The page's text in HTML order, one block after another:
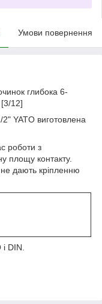
Умови повернення
глибока 6-
12]
YATO виготовлена
роботи з
площу контакту.
дають кріпленню
DIN.